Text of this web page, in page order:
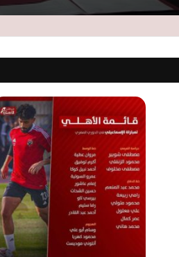
الاتحاد السكندري يعلن 6 صفقات جديدة
الشباب والرياضة تُحيل واقعة استبعاد لاعب
من اختبارات الاتحاد السكندري للنيابة وتوجه
بالتحقيق مع المدرب